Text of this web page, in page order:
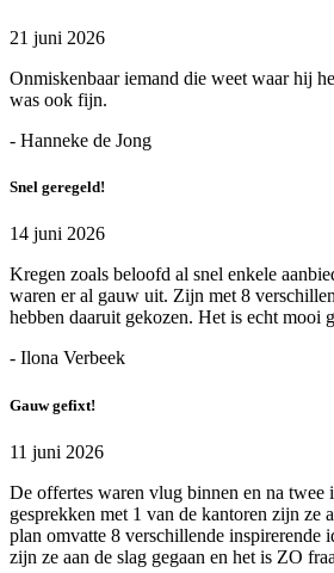
21 juni 2026
Onmiskenbaar iemand die weet waar hij
was ook fijn.
- Hanneke de Jong
Snel geregeld!
14 juni 2026
Kregen zoals beloofd al snel enkele
waren er al gauw uit. Zijn met 8
hebben daaruit gekozen. Het is echt mooi
- Ilona Verbeek
Gauw gefixt!
11 juni 2026
De offertes waren vlug binnen en na twee
gesprekken met 1 van de kantoren zijn ze
plan omvatte 8 verschillende inspirerende
zijn ze aan de slag gegaan en het is ZO